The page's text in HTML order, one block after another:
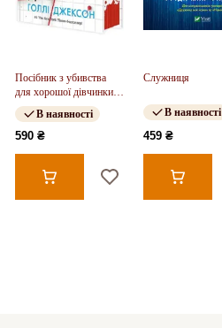
Посібник з убивства
для хорошої дівчинки.
Книга 01
В наявності
590 ₴
Служниця
В наявності
459 ₴